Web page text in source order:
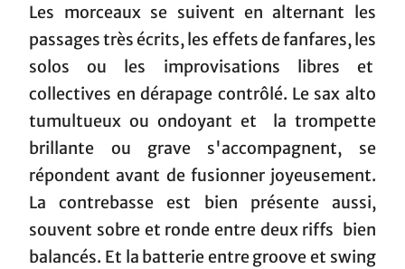
Les morceaux se suivent en alternant les
passages très écrits, les effets de fanfares, les
solos ou les improvisations libres et
collectives en dérapage contrôlé. Le sax alto
tumultueux ou ondoyant et la trompette
brillante ou grave s'accompagnent, se
répondent avant de fusionner joyeusement.
La contrebasse est bien présente aussi,
souvent sobre et ronde entre deux riffs bien
balancés. Et la batterie entre groove et swing